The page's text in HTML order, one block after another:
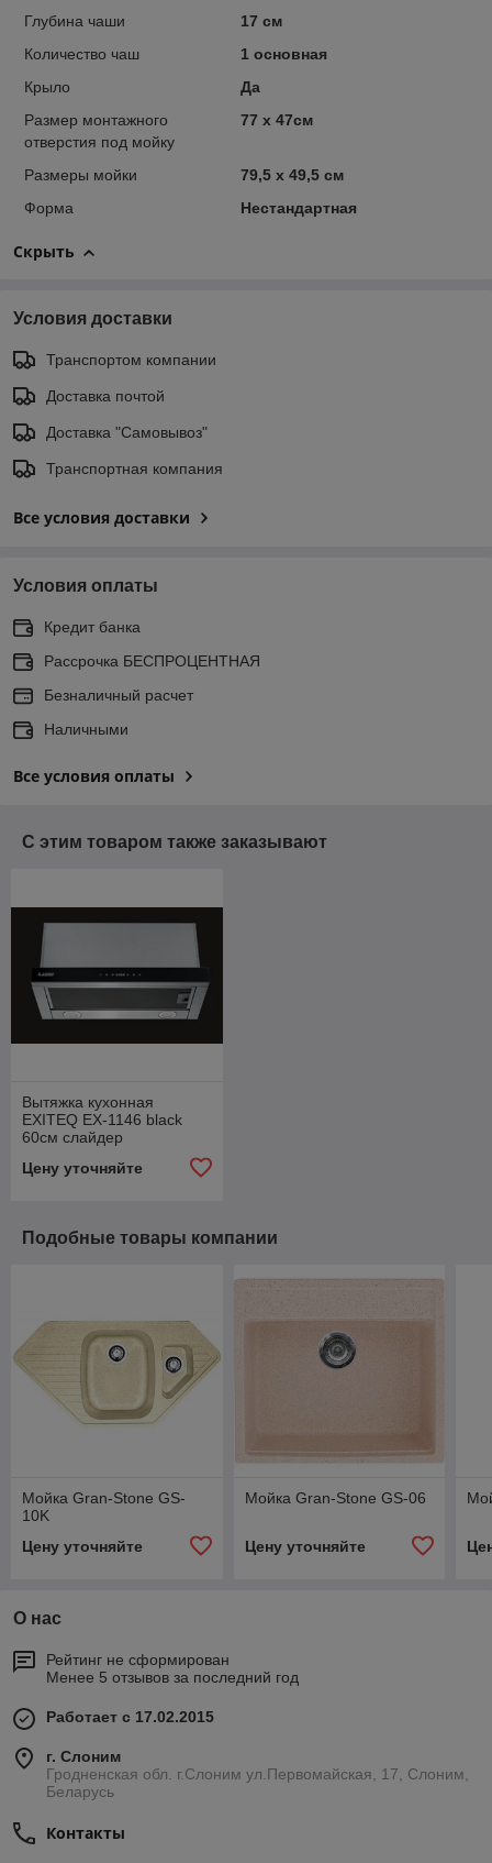
Глубина чаши
17 см
Количество чаш
1 основная
Крыло
Да
Размер монтажного
отверстия под мойку
77 х 47см
Размеры мойки
79,5 х 49,5 см
Форма
Нестандартная
Скрыть
Условия доставки
Транспортом компании
Доставка почтой
Доставка "Самовывоз"
Транспортная компания
Все условия доставки
Условия оплаты
Кредит банка
Рассрочка БЕСПРОЦЕНТНАЯ
Безналичный расчет
Наличными
Все условия оплаты
С этим товаром также заказывают
Вытяжка кухонная
EXITEQ EX-1146 black
60см слайдер
Цену уточняйте
Подобные товары компании
Мойка Gran-Stone GS-
10K
Цену уточняйте
Мойка Gran-Stone GS-06
Цену уточняйте
О нас
Рейтинг не сформирован
Менее 5 отзывов за последний год
Работает с 17.02.2015
г. Слоним
Гродненская обл. г.Слоним ул.Первомайская, 17, Слоним,
Беларусь
Контакты